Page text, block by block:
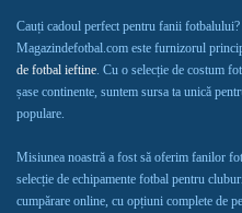
Cauți cadoul perfect pentru fanii
Magazindefotbal.com este furnizorul
de fotbal ieftine. Cu o selecție de costum
șase continente, suntem sursa ta unică
populare.
Misiunea noastră a fost să oferim fanilor
selecție de echipamente fotbal pentru
cumpărare online, cu opțiuni complete de